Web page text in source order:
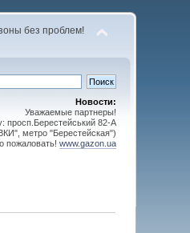
без проблем!
Новости:
Уважаемые партнеры!
просп.Берестейський 82-А
метро "Берестейская")
пожаловать! www.gazon.ua